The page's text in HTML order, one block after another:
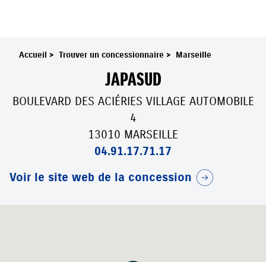
Accueil > Trouver un concessionnaire > Marseille
JAPASUD
BOULEVARD DES ACIÉRIES VILLAGE AUTOMOBILE
4
13010 MARSEILLE
04.91.17.71.17
Voir le site web de la concession